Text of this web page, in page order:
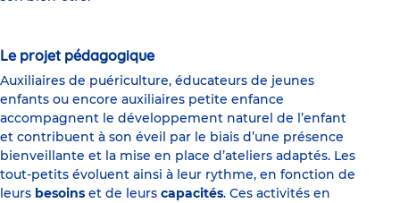
Le projet pédagogique
Auxiliaires de puériculture, éducateurs de jeunes
enfants ou encore auxiliaires petite enfance
accompagnent le développement naturel de l’enfant
et contribuent à son éveil par le biais d’une présence
bienveillante et la mise en place d’ateliers adaptés. Les
tout-petits évoluent ainsi à leur rythme, en fonction de
leurs besoins et de leurs capacités. Ces activités en